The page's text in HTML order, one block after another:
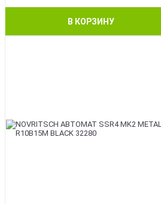
В КОРЗИНУ